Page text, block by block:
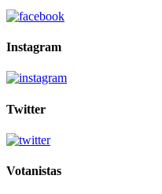
Instagram
Twitter
Votanistas